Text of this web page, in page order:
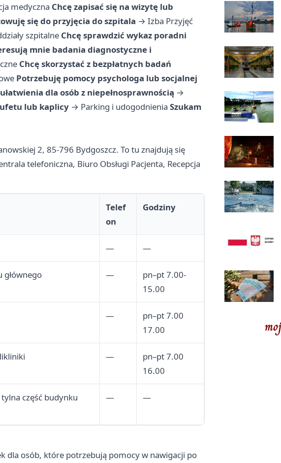
medyczna Chcę zapisać się na wizytę lub
się do przyjęcia do szpitala → Izba Przyjęć
szpitalne Chcę sprawdzić wykaz poradni
mnie badania diagnostyczne i
Chcę skorzystać z bezpłatnych badań
Potrzebuję pomocy psychologa lub socjalnej
dla osób z niepełnosprawnością →
lub kaplicy → Parking i udogodnienia Szukam
2, 85-796 Bydgoszcz. To tu znajdują się
telefoniczna, Biuro Obsługi Pacjenta, Recepcja
Telef
on
Godziny
— —
głównego —
pn–pt 7.00-
15.00
—
pn–pt 7.00
17.00
—
pn–pt 7.00
16.00
część budynku
— —
dla osób, które potrzebują pomocy w nawigacji po